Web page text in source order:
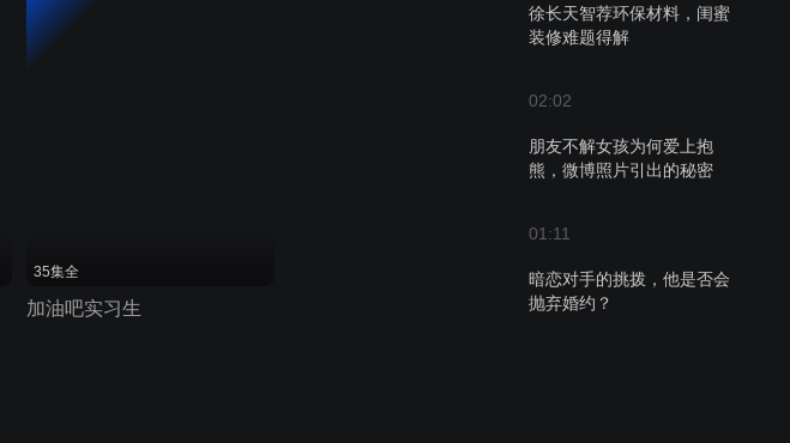
徐长天智荐环保材料，闺蜜
装修难题得解
02:02
朋友不解女孩为何爱上抱
熊，微博照片引出的秘密
01:11
暗恋对手的挑拨，他是否会
抛弃婚约？
35集全
加油吧实习生